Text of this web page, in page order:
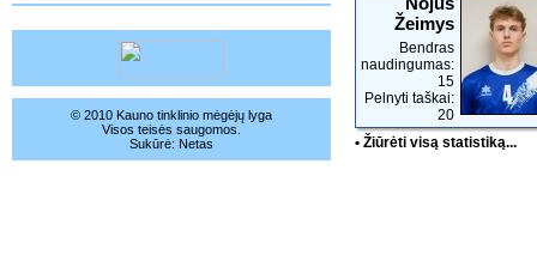
© 2010 Kauno tinklinio mėgėjų lyga
Visos teisės saugomos.
Sukūrė: Netas
Žeimys
Bendras
naudingumas:
15
Pelnyti taškai:
20
• Žiūrėti visą statistiką...